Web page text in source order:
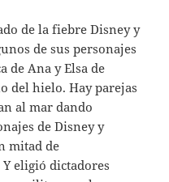
de la fiebre Disney y
de sus personajes
de Ana y Elsa de
del hielo. Hay parejas
al mar dando
de Disney y
mitad de
eligió dictadores